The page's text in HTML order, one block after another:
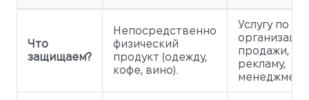
Что
защищаем?
Непосредственно
физический
продукт (одежду,
кофе, вино).
Услугу по
продажи,
рекламу,
менеджмент.